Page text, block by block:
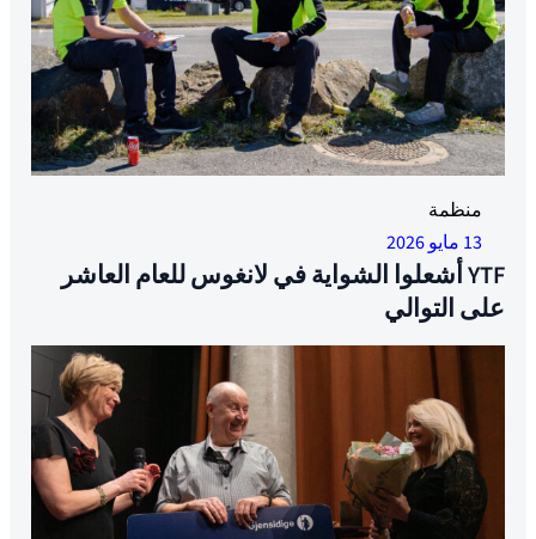
بنك
منظمة
13 مايو 2026
YTF أشعلوا الشواية في لانغوس للعام العاشر
على التوالي